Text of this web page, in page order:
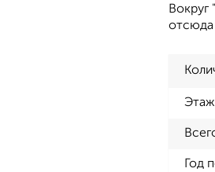
Вокруг
Этаж
Год